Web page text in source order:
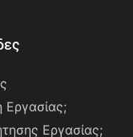
Εργασίας;